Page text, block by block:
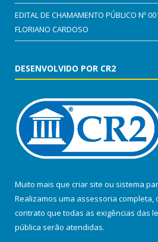
EDITAL DE CHAMAMENTO PÚBLICO Nº
FLORIANO CARDOSO
DESENVOLVIDO POR CR2
Muito mais que criar site ou sistema
Realizamos uma assessoria completa,
contrato que todas as exigências das
pública serão atendidas.